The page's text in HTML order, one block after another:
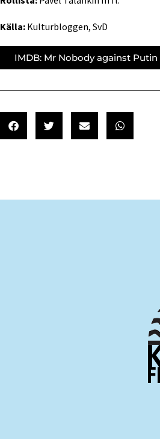
Källa: Kulturbloggen, SvD
IMDB: Mr Nobody against Putin